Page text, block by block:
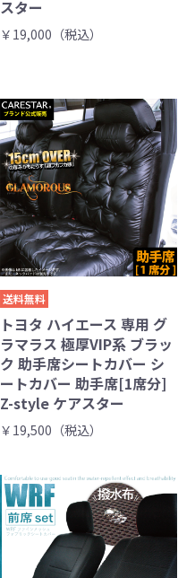
スター
￥19,000（税込）
送料無料
トヨタ ハイエース 専用 グ
ラマラス 極厚VIP系 ブラッ
ク 助手席シートカバー シ
ートカバー 助手席[1席分]
Z-style ケアスター
￥19,500（税込）